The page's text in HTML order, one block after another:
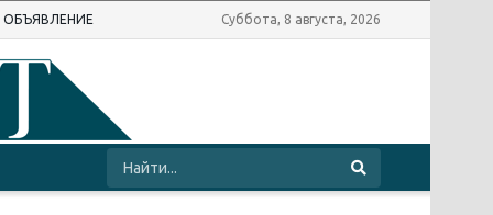
ОБЪЯВЛЕНИЕ Суббота, 8 августа, 2026